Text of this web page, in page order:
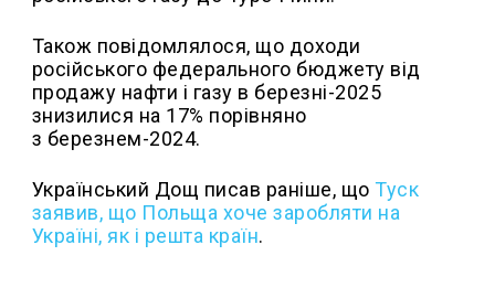
Також повідомлялося, що доходи
російського федерального бюджету від
продажу нафти і газу в березні-2025
знизилися на 17% порівняно
з березнем-2024.
Український Дощ писав раніше, що Туск
заявив, що Польща хоче заробляти на
Україні, як і решта країн.